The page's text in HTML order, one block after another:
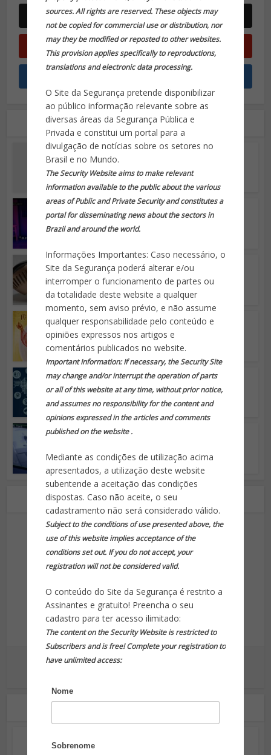
sources. All rights are reserved. These objects may
not be copied for commercial use or distribution, nor
may they be modified or reposted to other websites.
This provision applies specifically to reproductions,
translations and electronic data processing.
O Site da Segurança pretende disponibilizar
ao público informação relevante sobre as
diversas áreas da Segurança Pública e
Privada e constitui um portal para a
divulgação de notícias sobre os setores no
Brasil e no Mundo.
The Security Website aims to make relevant
information available to the public about the various
areas of Public and Private Security and constitutes a
portal for disseminating news about the sectors in
Brazil and around the world.
Informações Importantes: Caso necessário, o
Site da Segurança poderá alterar e/ou
interromper o funcionamento de partes ou
da totalidade deste website a qualquer
momento, sem aviso prévio, e não assume
qualquer responsabilidade pelo conteúdo e
opiniões expressos nos artigos e
comentários publicados no website.
Important Information: If necessary, the Security Site
may change and/or interrupt the operation of parts
or all of this website at any time, without prior notice,
and assumes no responsibility for the content and
opinions expressed in the articles and comments
published on the website .
Mediante as condições de utilização acima
apresentados, a utilização deste website
subentende a aceitação das condições
dispostas. Caso não aceite, o seu
cadastramento não será considerado válido.
Subject to the conditions of use presented above, the
use of this website implies acceptance of the
conditions set out. If you do not accept, your
registration will not be considered valid.
O conteúdo do Site da Segurança é restrito a
Assinantes e gratuito! Preencha o seu
cadastro para ter acesso ilimitado:
The content on the Security Website is restricted to
Subscribers and is free! Complete your registration to
have unlimited access:
Nome
Sobrenome
Leia também
Segurança Eletrônica
Amazon lança ‘câmera
voadora’ que vigia casa
Segurança Eletrônica
EUA usam câmeras
térmicas em busca de
Segurança Eletrônica
Câmera espiã disfarçada
de lâmpada LED
Segurança Eletrônica
Igrejas investem em
sistemas de segurança
Segurança Eletrônica
Câmeras de vigilância,
podem virar arma na
internet
Segurança Eletrônica
alumínio para não acionar
alarme
Sobre o autor
Site da Segurança
Informação para sua proteção!
Ver outras postagens